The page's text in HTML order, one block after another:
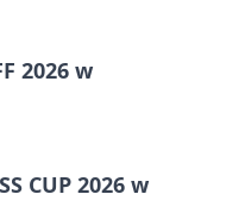
2026 w
CUP 2026 w